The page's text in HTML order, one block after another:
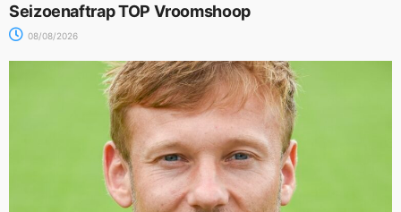
Seizoenaftrap TOP Vroomshoop
08/08/2026